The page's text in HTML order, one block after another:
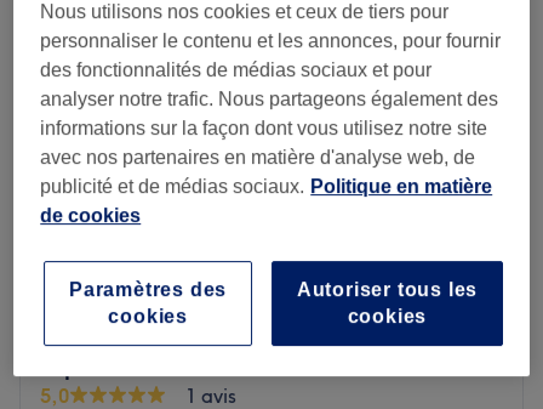
5,0
1 avis
Nous utilisons nos cookies et ceux de tiers pour
personnaliser le contenu et les annonces, pour fournir
des fonctionnalités de médias sociaux et pour
analyser notre trafic. Nous partageons également des
informations sur la façon dont vous utilisez notre site
avec nos partenaires en matière d'analyse web, de
publicité et de médias sociaux. Politique en matière
de cookies
Autoriser tous les
cookies
Paramètres des
cookies